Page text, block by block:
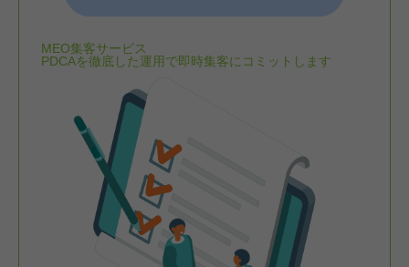
MEO集客サービス
PDCAを徹底した運用で即時集客にコミットします